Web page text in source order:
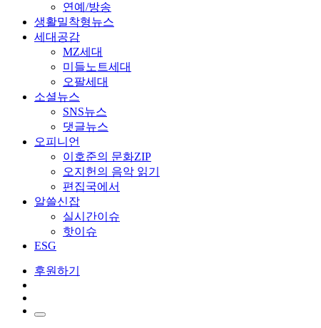
연예/방송
생활밀착형뉴스
세대공감
MZ세대
미들노트세대
오팔세대
소셜뉴스
SNS뉴스
댓글뉴스
오피니언
이호준의 문화ZIP
오지헌의 음악 읽기
편집국에서
알쓸신잡
실시간이슈
핫이슈
ESG
후원하기